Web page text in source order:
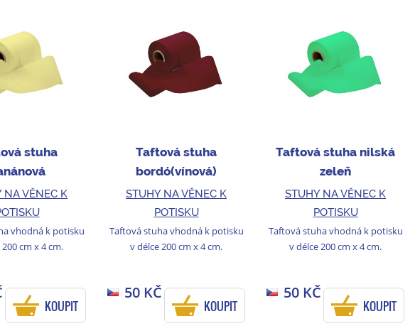
stuha
NA VĚNEC K
vhodná k potisku
cm x 4 cm.
KOUPIT
Taftová stuha
bordó(vínová)
STUHY NA VĚNEC K
POTISKU
Taftová stuha vhodná k potisku
v délce 200 cm x 4 cm.
50 KČ
KOUPIT
Taftová stuha nilská
zeleň
STUHY NA VĚNEC K
POTISKU
Taftová stuha vhodná k potisku
v délce 200 cm x 4 cm.
50 KČ
KOUPIT